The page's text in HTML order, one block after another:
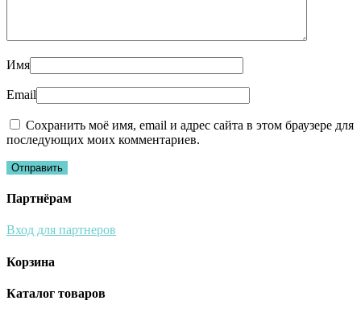
Имя
Email
Сохранить моё имя, email и адрес сайта в этом браузере для
последующих моих комментариев.
Партнёрам
Вход для партнеров
Корзина
Каталог товаров